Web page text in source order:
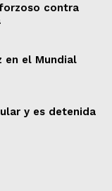
contra
en el Mundial
y es detenida